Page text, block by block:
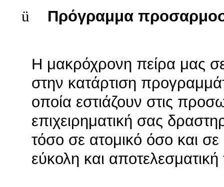
ü Πρόγραμμα
Η μακρόχρονη πείρα μας
στην κατάρτιση
οποία εστιάζουν στις
επιχειρηματική σας
τόσο σε ατομικό όσο και
εύκολη και